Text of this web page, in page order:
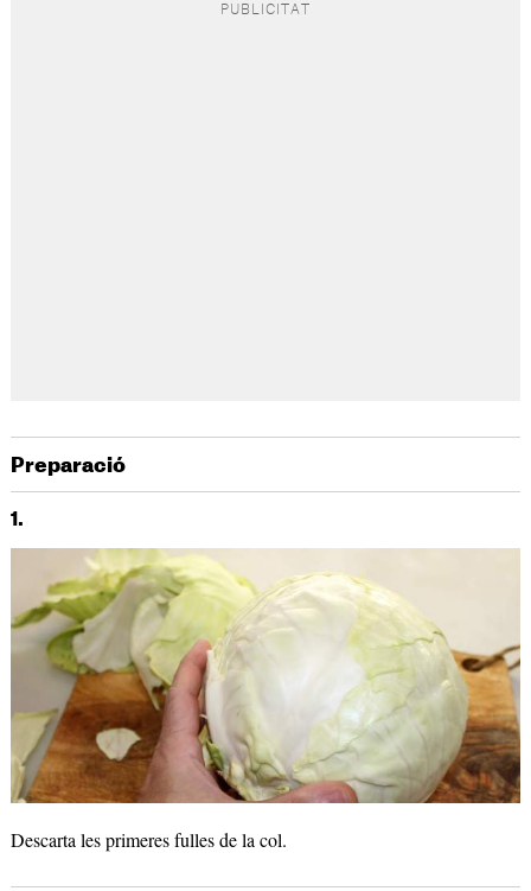
Preparació
1.
Descarta les primeres fulles de la col.